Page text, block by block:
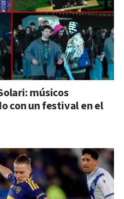
músicos
con un festival en el